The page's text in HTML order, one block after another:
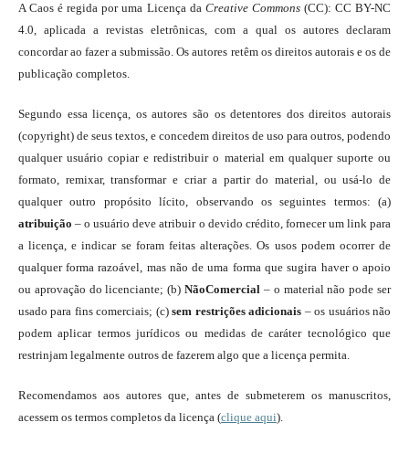
A Caos é regida por uma Licença da Creative Commons(CC): CC BY-NC
4.0, aplicada a revistas eletrônicas, com a qual os autores declaram
concordar ao fazer a submissão. Os autores retêm os direitos autorais e os de
publicação completos.
Segundo essa licença, os autores são os detentores dos direitos autorais
(copyright) de seus textos, e concedem direitos de uso para outros, podendo
qualquer usuário copiar e redistribuir o material em qualquer suporte ou
formato, remixar, transformar e criar a partir do material, ou usá-lo de
qualquer outro propósito lícito, observando os seguintes termos: (a)
atribuição – o usuário deve atribuir o devido crédito, fornecer um link para
a licença, e indicar se foram feitas alterações. Os usos podem ocorrer de
qualquer forma razoável, mas não de uma forma que sugira haver o apoio
ou aprovação do licenciante; (b)NãoComercial – o material não pode ser
usado para fins comerciais; (c)sem restrições adicionais – os usuários não
podem aplicar termos jurídicos ou medidas de caráter tecnológico que
restrinjam legalmente outros de fazerem algo que a licença permita.
Recomendamos aos autores que, antes de submeterem os manuscritos,
acessem os termos completos da licença (clique aqui).